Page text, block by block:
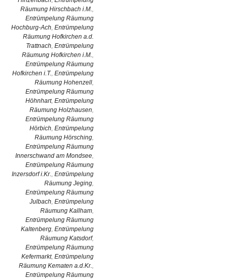
Räumung Hirschbach i.M.,
Entrümpelung Räumung
Hochburg-Ach, Entrümpelung
Räumung Hofkirchen a.d.
Trattnach, Entrümpelung
Räumung Hofkirchen i.M.,
Entrümpelung Räumung
Hofkirchen i.T., Entrümpelung
Räumung Hohenzell,
Entrümpelung Räumung
Höhnhart, Entrümpelung
Räumung Holzhausen,
Entrümpelung Räumung
Hörbich, Entrümpelung
Räumung Hörsching,
Entrümpelung Räumung
Innerschwand am Mondsee,
Entrümpelung Räumung
Inzersdorf i.Kr., Entrümpelung
Räumung Jeging,
Entrümpelung Räumung
Julbach, Entrümpelung
Räumung Kallham,
Entrümpelung Räumung
Kaltenberg, Entrümpelung
Räumung Katsdorf,
Entrümpelung Räumung
Kefermarkt, Entrümpelung
Räumung Kematen a.d.Kr.,
Entrümpelung Räumung